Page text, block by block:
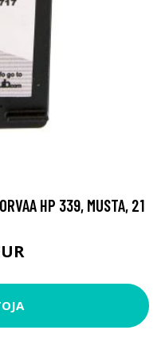
HP 339, MUSTA, 21